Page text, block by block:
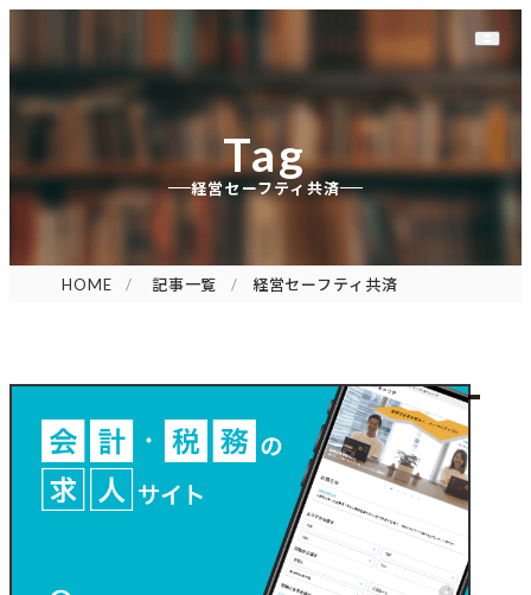
Tag
経営セーフティ共済
HOME 記事一覧 経営セーフティ共済